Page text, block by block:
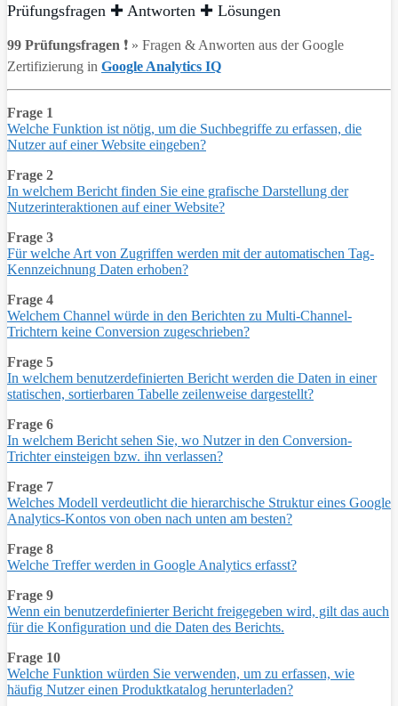
Prüfungsfragen ✚ Antworten ✚ Lösungen
99 Prüfungsfragen ❗ » Fragen & Anworten aus der Google
Zertifizierung in Google Analytics IQ
Frage 1
Welche Funktion ist nötig, um die Suchbegriffe zu erfassen, die
Nutzer auf einer Website eingeben?
Frage 2
In welchem Bericht finden Sie eine grafische Darstellung der
Nutzerinteraktionen auf einer Website?
Frage 3
Für welche Art von Zugriffen werden mit der automatischen Tag-
Kennzeichnung Daten erhoben?
Frage 4
Welchem Channel würde in den Berichten zu Multi-Channel-
Trichtern keine Conversion zugeschrieben?
Frage 5
In welchem benutzerdefinierten Bericht werden die Daten in einer
statischen, sortierbaren Tabelle zeilenweise dargestellt?
Frage 6
In welchem Bericht sehen Sie, wo Nutzer in den Conversion-
Trichter einsteigen bzw. ihn verlassen?
Frage 7
Welches Modell verdeutlicht die hierarchische Struktur eines Google
Analytics-Kontos von oben nach unten am besten?
Frage 8
Welche Treffer werden in Google Analytics erfasst?
Frage 9
Wenn ein benutzerdefinierter Bericht freigegeben wird, gilt das auch
für die Konfiguration und die Daten des Berichts.
Frage 10
Welche Funktion würden Sie verwenden, um zu erfassen, wie
häufig Nutzer einen Produktkatalog herunterladen?